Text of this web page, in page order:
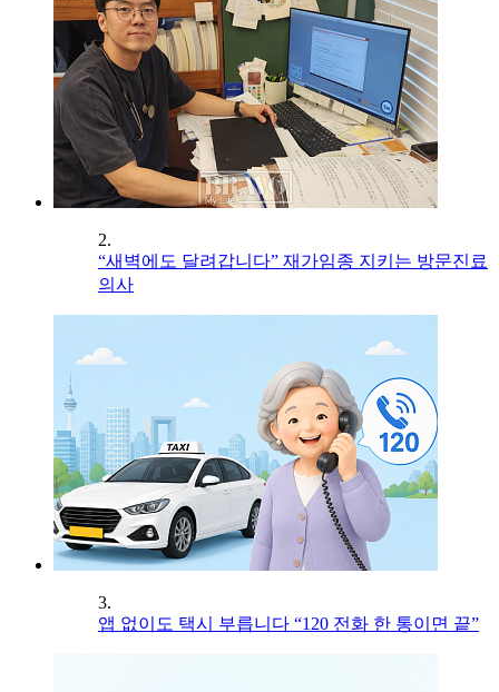
2.
“새벽에도 달려갑니다” 재가임종 지키는 방문진료
의사
3.
앱 없이도 택시 부릅니다 “120 전화 한 통이면 끝”